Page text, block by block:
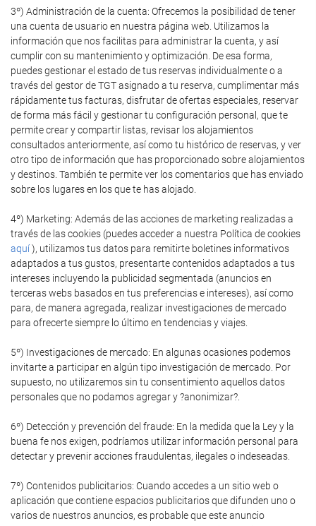
3º) Administración de la cuenta: Ofrecemos la posibilidad de tener
una cuenta de usuario en nuestra página web. Utilizamos la
información que nos facilitas para administrar la cuenta, y así
cumplir con su mantenimiento y optimización. De esa forma,
puedes gestionar el estado de tus reservas individualmente o a
través del gestor de TGT asignado a tu reserva, cumplimentar más
rápidamente tus facturas, disfrutar de ofertas especiales, reservar
de forma más fácil y gestionar tu configuración personal, que te
permite crear y compartir listas, revisar los alojamientos
consultados anteriormente, así como tu histórico de reservas, y ver
otro tipo de información que has proporcionado sobre alojamientos
y destinos. También te permite ver los comentarios que has enviado
sobre los lugares en los que te has alojado.
4º) Marketing: Además de las acciones de marketing realizadas a
través de las cookies (puedes acceder a nuestra Política de cookies
aquí), utilizamos tus datos para remitirte boletines informativos
adaptados a tus gustos, presentarte contenidos adaptados a tus
intereses incluyendo la publicidad segmentada (anuncios en
terceras webs basados en tus preferencias e intereses), así como
para, de manera agregada, realizar investigaciones de mercado
para ofrecerte siempre lo último en tendencias y viajes.
5º) Investigaciones de mercado: En algunas ocasiones podemos
invitarte a participar en algún tipo investigación de mercado. Por
supuesto, no utilizaremos sin tu consentimiento aquellos datos
personales que no podamos agregar y ?anonimizar?.
6º) Detección y prevención del fraude: En la medida que la Ley y la
buena fe nos exigen, podríamos utilizar información personal para
detectar y prevenir acciones fraudulentas, ilegales o indeseadas.
7º) Contenidos publicitarios: Cuando accedes a un sitio web o
aplicación que contiene espacios publicitarios que difunden uno o
varios de nuestros anuncios, es probable que este anuncio